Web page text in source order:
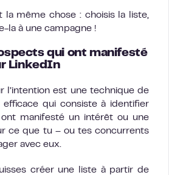
la même chose : choisis la liste,
la à une campagne !
qui ont manifesté
LinkedIn
l’intention est une technique de
qui consiste à identifier
manifesté un intérêt ou une
ce que tu – ou tes concurrents
avec eux.
créer une liste à partir de